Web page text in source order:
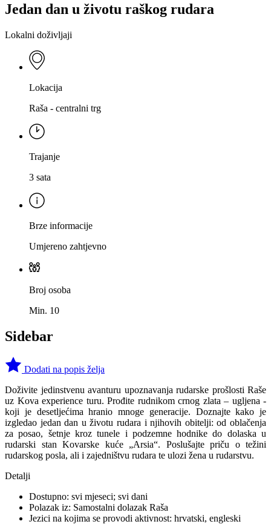
Jedan dan u životu raškog rudara
Lokalni doživljaji
Lokacija
Raša - centralni trg
Trajanje
3 sata
Brze informacije
Umjereno zahtjevno
Broj osoba
Min. 10
Sidebar
Dodati na popis želja
Doživite jedinstvenu avanturu upoznavanja rudarske prošlosti Raše
uz Kova experience turu. Prođite rudnikom crnog zlata – ugljena -
koji je desetljećima hranio mnoge generacije. Doznajte kako je
izgledao jedan dan u životu rudara i njihovih obitelji: od oblačenja
za posao, šetnje kroz tunele i podzemne hodnike do dolaska u
rudarski stan Kovarske kuće „Arsia“. Poslušajte priču o težini
rudarskog posla, ali i zajedništvu rudara te ulozi žena u rudarstvu.
Detalji
Dostupno: svi mjeseci; svi dani
Polazak iz: Samostalni dolazak Raša
Jezici na kojima se provodi aktivnost: hrvatski, engleski